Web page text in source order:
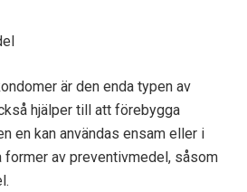
är den enda typen av
hjälper till att förebygga
en kan användas ensam eller i
former av preventivmedel, såsom